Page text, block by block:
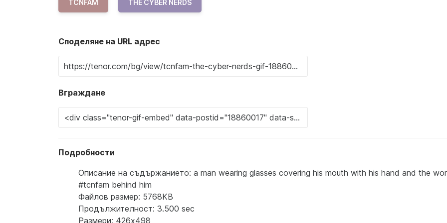
TCNFAM THE CYBER NERDS
Споделяне на URL адрес
Вграждане
Подробности
Описание на съдържанието: a man wearing glasses covering his mouth with his hand and the
#tcnfam behind him
Файлов размер: 5768KB
Продължителност: 3.500 sec
Размери: 426x498